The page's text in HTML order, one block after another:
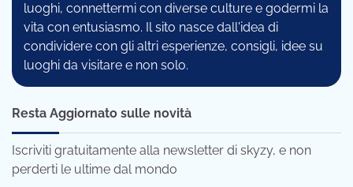
luoghi, connettermi con diverse culture e godermi la
vita con entusiasmo. Il sito nasce dall'idea di
condividere con gli altri esperienze, consigli, idee su
luoghi da visitare e non solo.
Resta Aggiornato sulle novità
Iscriviti gratuitamente alla newsletter di skyzy, e non
perderti le ultime dal mondo